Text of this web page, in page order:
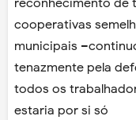
reconhecimento de
cooperativas
municipais –
tenazmente pela
todos os
estaria por si só